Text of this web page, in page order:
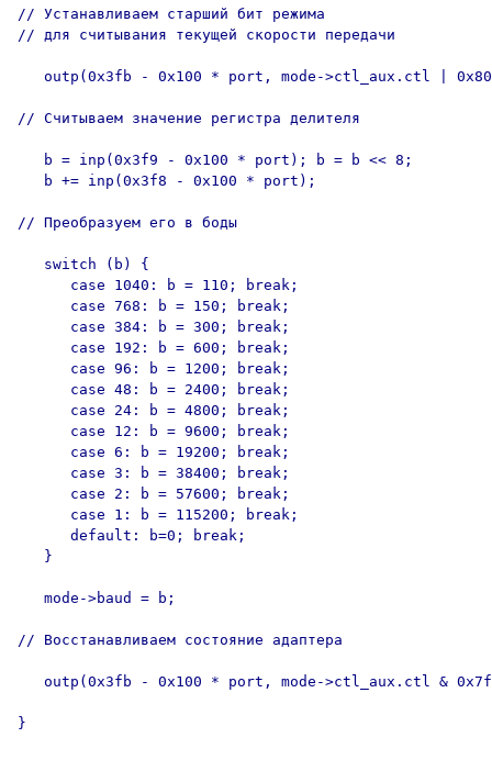
// Устанавливаем старший бит режима
// для считывания текущей скорости передачи
outp(0x3fb - 0x100 * port, mode->ctl_aux.ctl |
// Считываем значение регистра делителя
   b = inp(0x3f9 - 0x100 * port); b = b << 8;
   b += inp(0x3f8 - 0x100 * port);
// Преобразуем его в боды
   switch (b) {
      case 1040: b = 110; break;
      case 768: b = 150; break;
      case 384: b = 300; break;
      case 192: b = 600; break;
      case 96: b = 1200; break;
      case 48: b = 2400; break;
      case 24: b = 4800; break;
      case 12: b = 9600; break;
      case 6: b = 19200; break;
      case 3: b = 38400; break;
      case 2: b = 57600; break;
      case 1: b = 115200; break;
      default: b=0; break;
   }
   mode->baud = b;
// Восстанавливаем состояние адаптера
outp(0x3fb - 0x100 * port, mode->ctl_aux.ctl &